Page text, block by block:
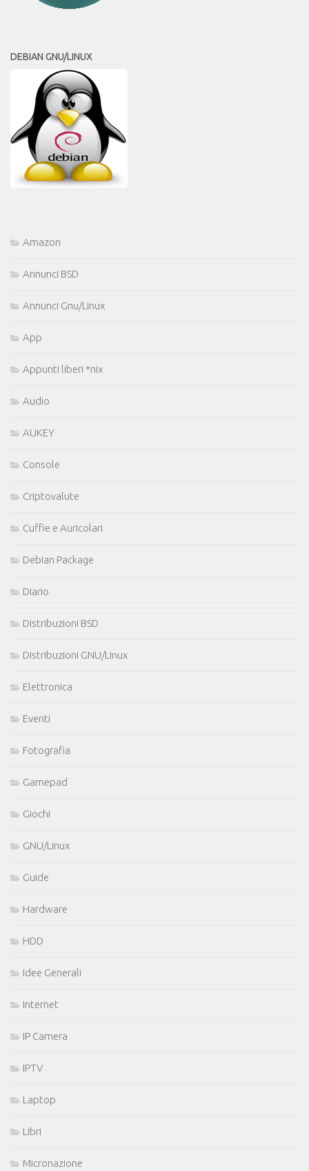
DEBIAN GNU/LINUX
Amazon
Annunci BSD
Annunci Gnu/Linux
App
Appunti liberi *nix
Audio
AUKEY
Console
Criptovalute
Cuffie e Auricolari
Debian Package
Diario
Distribuzioni BSD
Distribuzioni GNU/Linux
Elettronica
Eventi
Fotografia
Gamepad
Giochi
GNU/Linux
Guide
Hardware
HDD
Idee Generali
Internet
IP Camera
IPTV
Laptop
Libri
Micronazione